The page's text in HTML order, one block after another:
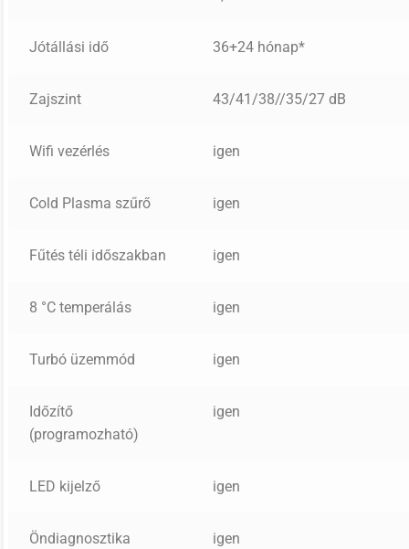
Jótállási idő 36+24 hónap*
Zajszint 43/41/38//35/27 dB
Wifi vezérlés igen
Cold Plasma szűrő igen
Fűtés téli időszakban igen
8 °C temperálás igen
Turbó üzemmód igen
Időzítő
(programozható)
igen
LED kijelző igen
Öndiagnosztika
igen